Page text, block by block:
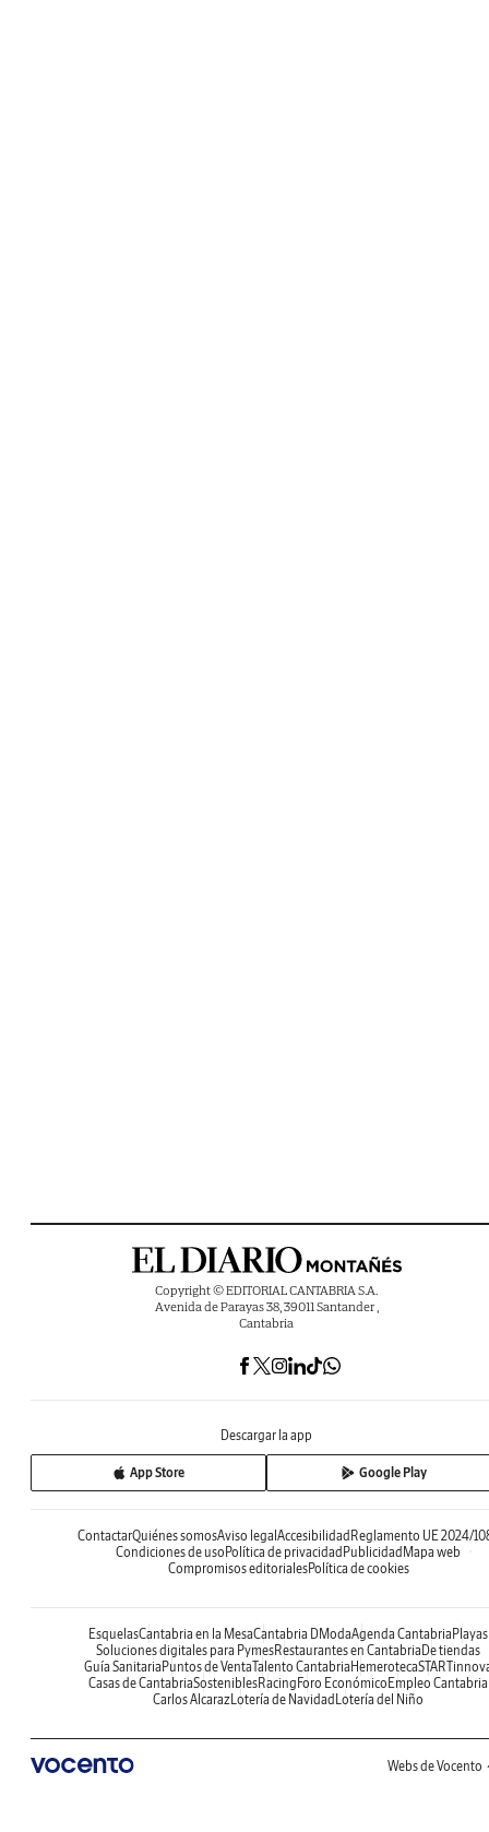
Copyright © EDITORIAL CANTABRIA S.A.
Avenida de Parayas 38, 39011 Santander ,
Cantabria
Descargar la app
App Store Google Play
ContactarQuiénes somosAviso legalAccesibilidadReglamento UE 2024/
Condiciones de usoPolítica de privacidadPublicidadMapa web
Compromisos editorialesPolítica de cookies
EsquelasCantabria en la MesaCantabria DModaAgenda CantabriaPlayas
Soluciones digitales para PymesRestaurantes en CantabriaDe tiendas
Guía SanitariaPuntos de VentaTalento CantabriaHemeroteca
Casas de CantabriaSosteniblesRacingForo EconómicoEmpleo Cantabria
Carlos AlcarazLotería de NavidadLotería del Niño
Webs de Vocento